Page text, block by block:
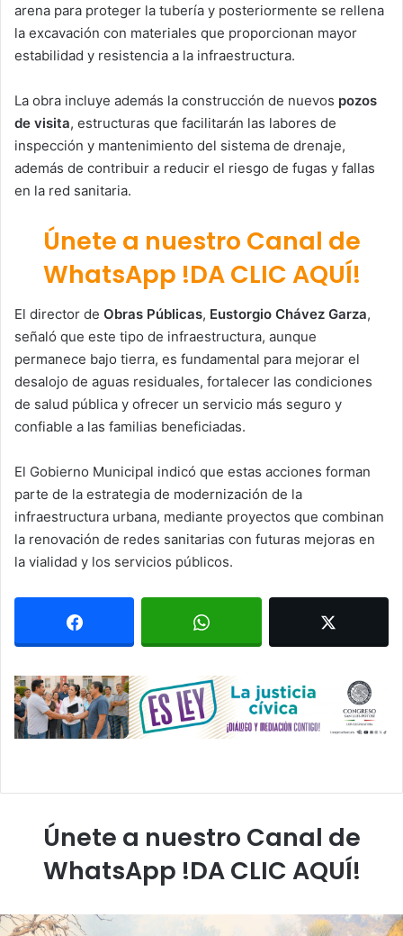
arena para proteger la tubería y posteriormente se rellena
la excavación con materiales que proporcionan mayor
estabilidad y resistencia a la infraestructura.
La obra incluye además la construcción de nuevos pozos
de visita, estructuras que facilitarán las labores de
inspección y mantenimiento del sistema de drenaje,
además de contribuir a reducir el riesgo de fugas y fallas
en la red sanitaria.
Únete a nuestro Canal de
WhatsApp !DA CLIC AQUÍ!
El director de Obras Públicas, Eustorgio Chávez Garza,
señaló que este tipo de infraestructura, aunque
permanece bajo tierra, es fundamental para mejorar el
desalojo de aguas residuales, fortalecer las condiciones
de salud pública y ofrecer un servicio más seguro y
confiable a las familias beneficiadas.
El Gobierno Municipal indicó que estas acciones forman
parte de la estrategia de modernización de la
infraestructura urbana, mediante proyectos que combinan
la renovación de redes sanitarias con futuras mejoras en
la vialidad y los servicios públicos.
Únete a nuestro Canal de
WhatsApp !DA CLIC AQUÍ!